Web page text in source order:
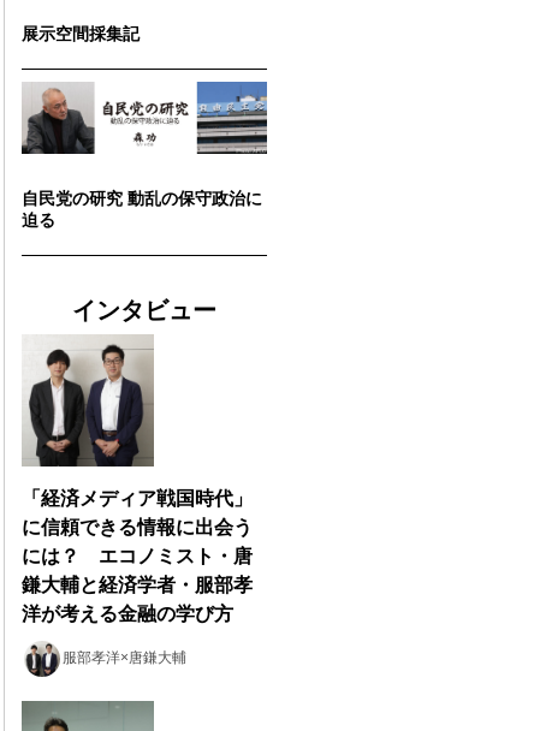
展示空間採集記
自民党の研究 動乱の保守政治に
迫る
インタビュー
「経済メディア戦国時代」
に信頼できる情報に出会う
には？ エコノミスト・唐
鎌大輔と経済学者・服部孝
洋が考える金融の学び方
服部孝洋×唐鎌大輔